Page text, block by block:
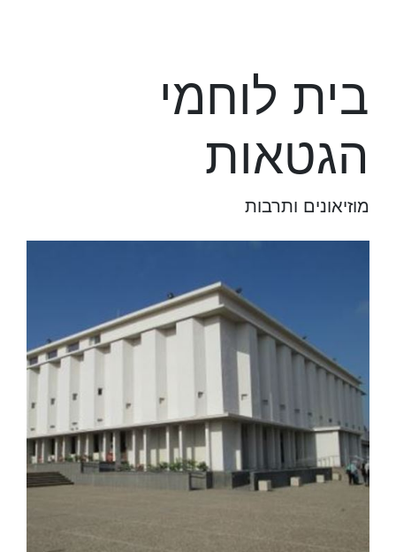
בית לוחמי
הגטאות
מוזיאונים ותרבות